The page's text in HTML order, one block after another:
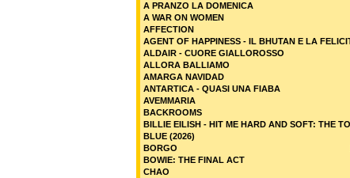
A PRANZO LA DOMENICA
A WAR ON WOMEN
AFFECTION
AGENT OF HAPPINESS - IL BHUTAN E LA
ALDAIR - CUORE GIALLOROSSO
ALLORA BALLIAMO
AMARGA NAVIDAD
ANTARTICA - QUASI UNA FIABA
AVEMMARIA
BACKROOMS
BILLIE EILISH - HIT ME HARD AND SOFT: THE
BLUE (2026)
BORGO
BOWIE: THE FINAL ACT
CHAO